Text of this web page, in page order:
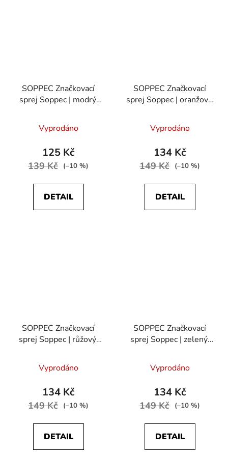
SOPPEC Značkovací
sprej Soppec | modrý,
Vyprodáno
125 Kč
139 Kč (–10 %)
DETAIL
SOPPEC Značkovací
sprej Soppec | oranžový,
Vyprodáno
134 Kč
149 Kč (–10 %)
DETAIL
SOPPEC Značkovací
sprej Soppec | růžový,
Vyprodáno
134 Kč
149 Kč (–10 %)
DETAIL
SOPPEC Značkovací
sprej Soppec | zelený,
Vyprodáno
134 Kč
149 Kč (–10 %)
DETAIL